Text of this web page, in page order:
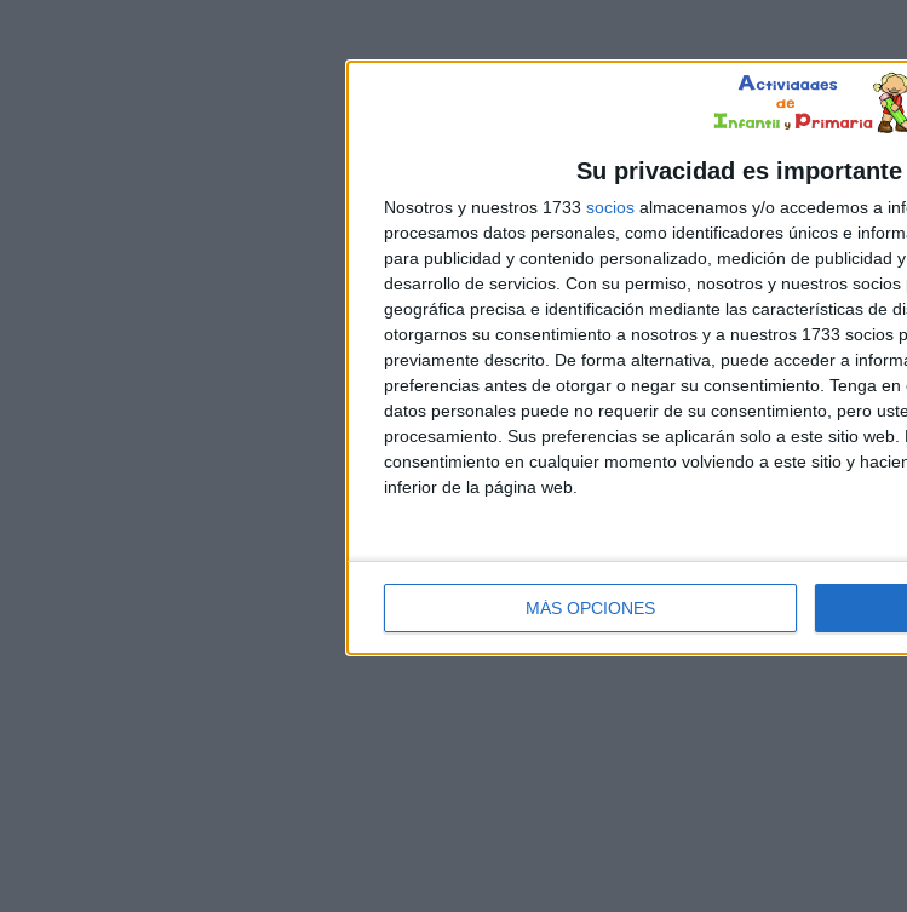
Su privacidad es
Nosotros y nuestros 1733 socios almacenamos y/o accedemos a
procesamos datos personales, como identificadores únicos e
para publicidad y contenido personalizado, medición de publicidad
desarrollo de servicios. Con su permiso, nosotros y nuestros
geográfica precisa e identificación mediante las características de
otorgarnos su consentimiento a nosotros y a nuestros 1733 socios
previamente descrito. De forma alternativa, puede acceder a
preferencias antes de otorgar o negar su consentimiento. Tenga en
datos personales puede no requerir de su consentimiento, pero
procesamiento. Sus preferencias se aplicarán solo a este sitio
consentimiento en cualquier momento volviendo a este sitio y
inferior de la página web.
MÁS OPCIONES